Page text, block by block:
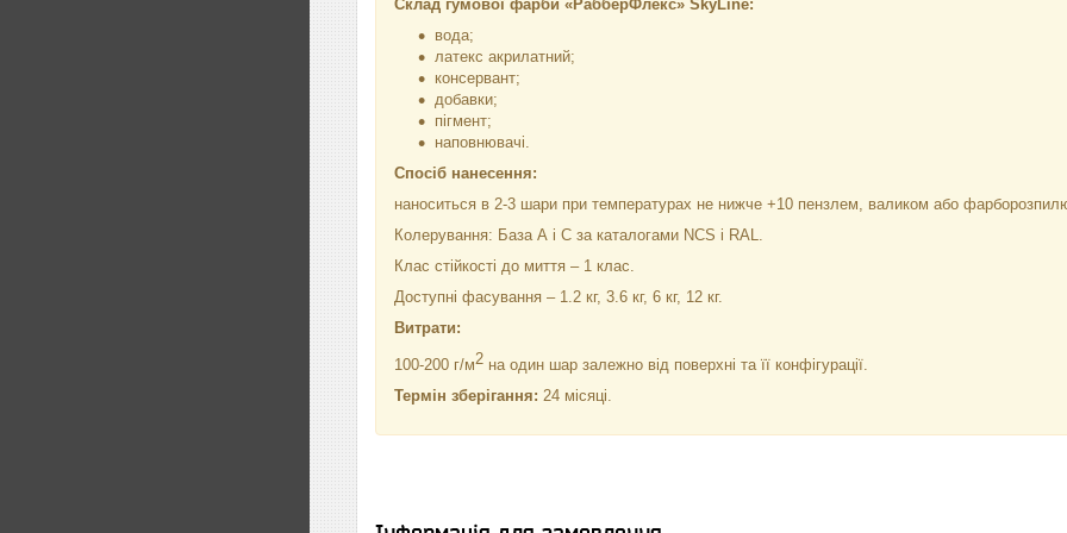
Склад гумової фарби «РабберФлекс» SkyLine:
вода;
латекс акрилатний;
консервант;
добавки;
пігмент;
наповнювачі.
Спосіб нанесення:
наноситься в 2-3 шари при температурах не нижче +10 пензлем, валиком або
Колерування: База А і С за каталогами NCS і RAL.
Клас стійкості до миття – 1 клас.
Доступні фасування – 1.2 кг, 3.6 кг, 6 кг, 12 кг.
Витрати:
100-200 г/м2 на один шар залежно від поверхні та її конфігурації.
Термін зберігання: 24 місяці.